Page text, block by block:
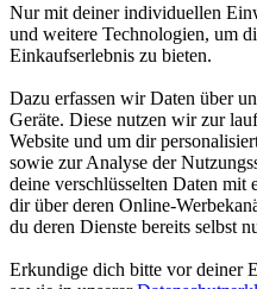
Nur mit deiner individuellen
und weitere Technologien, um
Einkaufserlebnis zu bieten.
Dazu erfassen wir Daten über
Geräte. Diese nutzen wir zur
Website und um dir
sowie zur Analyse der
deine verschlüsselten Daten mit
dir über deren Online-
du deren Dienste bereits selbst
Erkundige dich bitte vor deiner